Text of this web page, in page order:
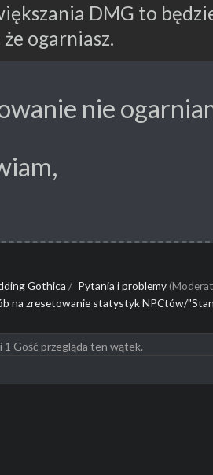
DMG to
ogarniasz.
nie
Gothica / Pytania i problemy
na zresetowanie statystyk NPCtów/
Gość przegląda ten wątek.